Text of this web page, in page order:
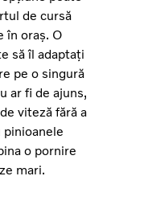
de cursă
în oraș. O
să îl adaptați
pe o singură
ar fi de ajuns,
viteză fără a
o pornire
mari.